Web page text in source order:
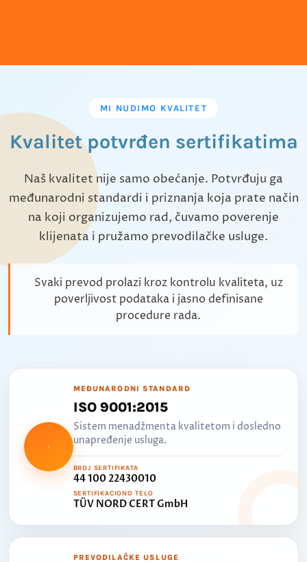
MI NUDIMO KVALITET
Kvalitet potvrđen sertifikatima
Naš kvalitet nije samo obećanje. Potvrđuju ga
međunarodni standardi i priznanja koja prate način
na koji organizujemo rad, čuvamo poverenje
klijenata i pružamo prevodilačke usluge.
Svaki prevod prolazi kroz kontrolu kvaliteta, uz
poverljivost podataka i jasno definisane
procedure rada.
MEĐUNARODNI STANDARD
ISO 9001:2015
Sistem menadžmenta kvalitetom i dosledno
unapređenje usluga.
BROJ SERTIFIKATA
44 100 22430010
SERTIFIKACIONO TELO
TÜV NORD CERT GmbH
PREVODILAČKE USLUGE